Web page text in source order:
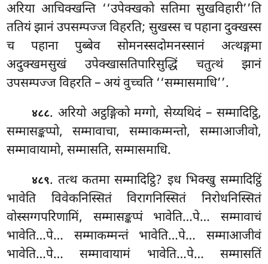
अरिया आचिक्खन्ति ‘‘उपेक्खको सतिमा सुखविहारी’’ति
ततियं झानं उपसम्पज्ज विहरति; सुखस्स च पहाना दुक्खस्स
च पहाना पुब्बेव सोमनस्सदोमनस्सानं अत्थङ्गमा
अदुक्खमसुखं उपेक्खासतिपारिसुद्धिं चतुत्थं झानं
उपसम्पज्ज विहरति – अयं वुच्चति ‘‘सम्मासमाधि’’.
४८८. अरियो अट्ठङ्गिको मग्गो, सेय्यथिदं – सम्मादिट्ठि,
सम्मासङ्कप्पो, सम्मावाचा, सम्माकम्मन्तो, सम्माआजीवो,
सम्मावायामो, सम्मासति, सम्मासमाधि.
४८९. तत्थ कतमा सम्मादिट्ठि? इध भिक्खु सम्मादिट्ठिं
भावेति विवेकनिस्सितं विरागनिस्सितं निरोधनिस्सितं
वोस्सग्गपरिणामिं, सम्मासङ्कप्पं भावेति…पे… सम्मावाचं
भावेति…पे… सम्माकम्मन्तं भावेति…पे… सम्माआजीवं
भावेति…पे… सम्मावायामं भावेति…पे… सम्मासतिं